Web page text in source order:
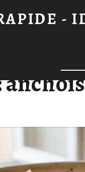
-
anchois